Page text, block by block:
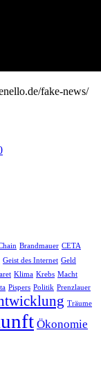
fake-news/
Brandmauer CETA
Geist des Internet Geld
Klima Krebs Macht
Pispers Politik Prenzlauer
Träume
Ökonomie